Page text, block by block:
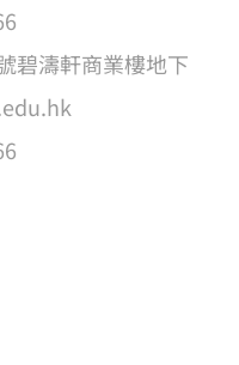
碧濤軒商業樓地下